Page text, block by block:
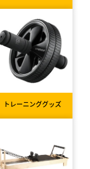
トレーニンググッズ